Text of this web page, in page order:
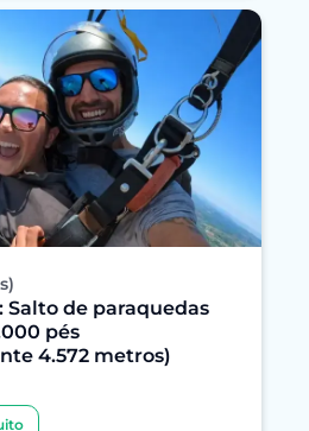
Salto de paraquedas
pés
4.572 metros)